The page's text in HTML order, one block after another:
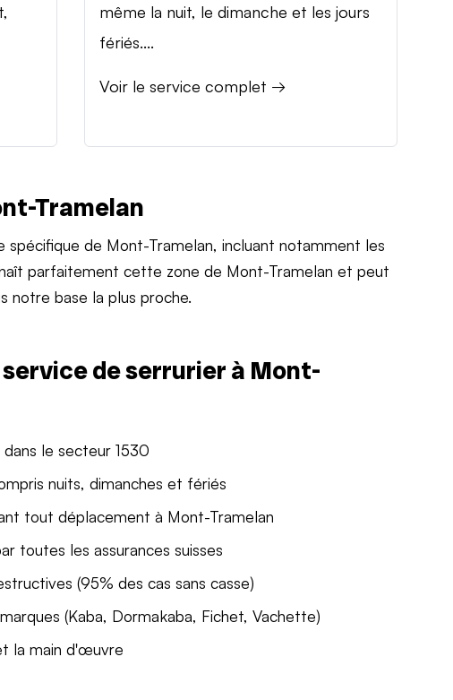
même la nuit, le dimanche et les jours
fériés....
Voir le service complet →
Tramelan
spécifique de Mont-Tramelan, incluant notamment les
parfaitement cette zone de Mont-Tramelan et peut
notre base la plus proche.
de serrurier à Mont-
le secteur 1530
nuits, dimanches et fériés
tout déplacement à Mont-Tramelan
toutes les assurances suisses
(95% des cas sans casse)
(Kaba, Dormakaba, Fichet, Vachette)
la main d'œuvre